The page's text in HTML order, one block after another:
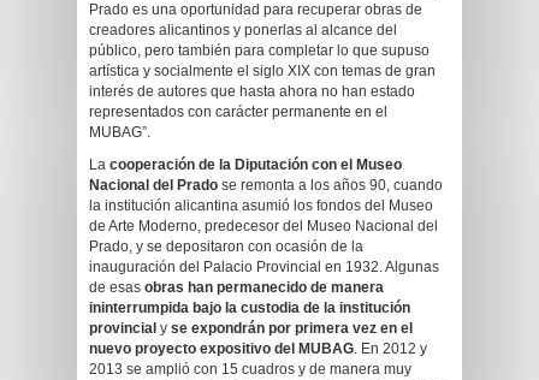
Prado es una oportunidad para recuperar obras de
creadores alicantinos y ponerlas al alcance del
público, pero también para completar lo que supuso
artística y socialmente el siglo XIX con temas de gran
interés de autores que hasta ahora no han estado
representados con carácter permanente en el
MUBAG”.
La cooperación de la Diputación con el Museo
Nacional del Prado se remonta a los años 90, cuando
la institución alicantina asumió los fondos del Museo
de Arte Moderno, predecesor del Museo Nacional del
Prado, y se depositaron con ocasión de la
inauguración del Palacio Provincial en 1932. Algunas
de esas obras han permanecido de manera
ininterrumpida bajo la custodia de la institución
provincial y se expondrán por primera vez en el
nuevo proyecto expositivo del MUBAG. En 2012 y
2013 se amplió con 15 cuadros y de manera muy